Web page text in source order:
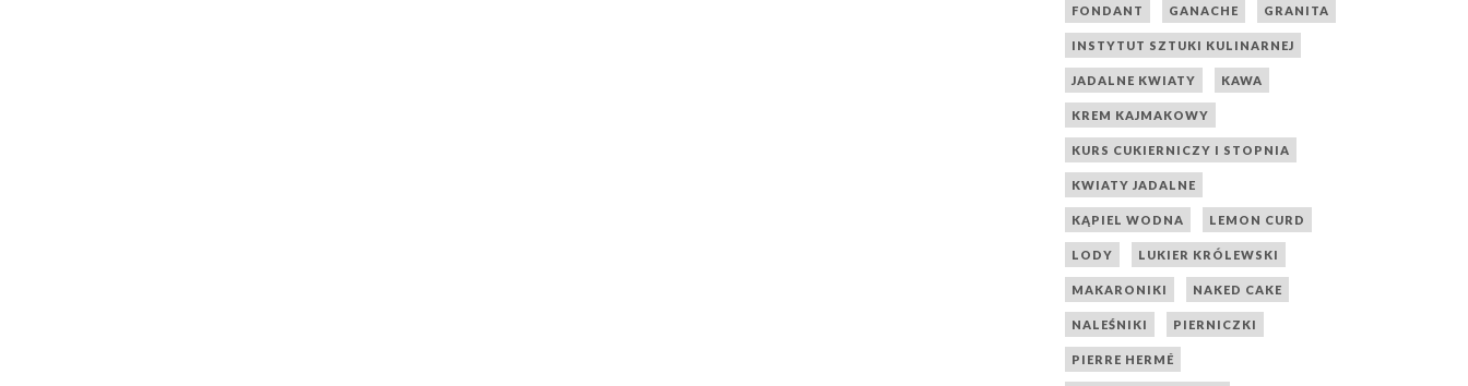
FONDANT GANACHE GRANITA
INSTYTUT SZTUKI KULINARNEJ
JADALNE KWIATY KAWA
KREM KAJMAKOWY
KURS CUKIERNICZY I STOPNIA
KWIATY JADALNE
KĄPIEL WODNA LEMON CURD
LODY LUKIER KRÓLEWSKI
MAKARONIKI NAKED CAKE
NALEŚNIKI PIERNICZKI
PIERRE HERMÉ